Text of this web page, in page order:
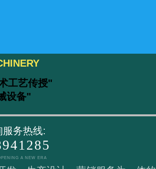
工艺传授"
设备"
服务热线:
A NEW ERA